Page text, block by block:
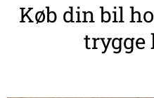
Køb din bil
trygge